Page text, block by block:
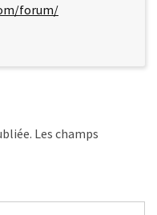
forum/
Les champs